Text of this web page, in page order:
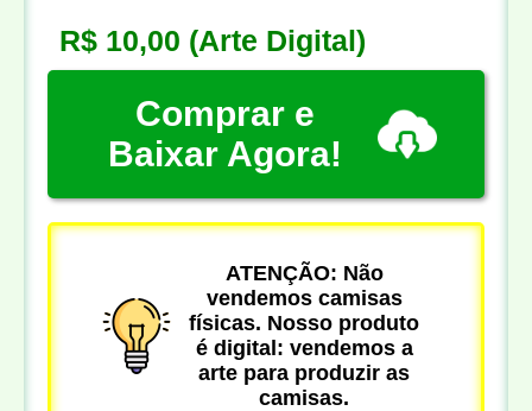
R$ 10,00 (Arte Digital)
Comprar e
Baixar Agora!
ATENÇÃO: Não
vendemos camisas
físicas. Nosso produto
é digital: vendemos a
arte para produzir as
camisas.